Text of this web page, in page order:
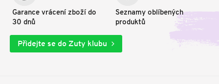
Garance vrácení zboží do
30 dnů
Seznamy oblíbených
produktů
Přidejte se do Zuty klubu